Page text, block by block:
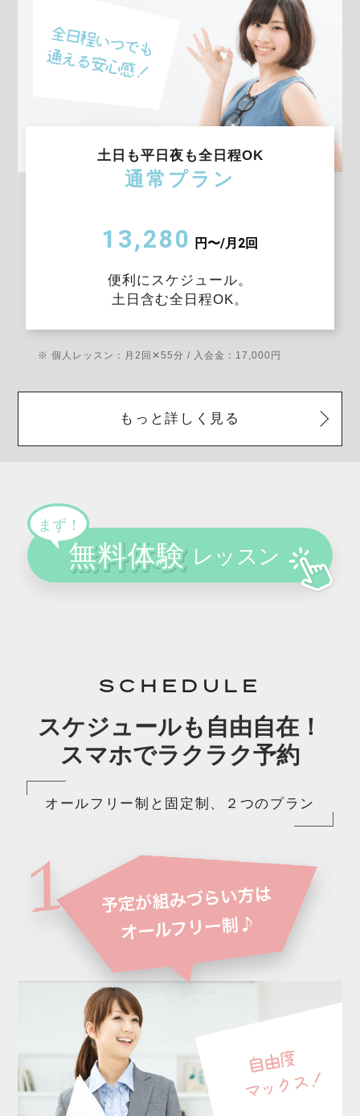
土日も平日夜も全日程OK
通常プラン
13,280 円〜/月2回
便利にスケジュール。
土日含む全日程OK。
※ 個人レッスン：月2回✕55分 / 入会金：17,000円
もっと詳しく見る
SCHEDULE
スケジュールも自由自在！
スマホでラクラク予約
オールフリー制と固定制、２つのプラン